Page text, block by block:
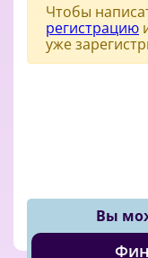
Чтобы
регистрацию
уже
Вы